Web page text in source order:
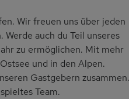
Wir freuen uns über jeden
auch du Teil unseres
zu ermöglichen. Mit mehr
und in den Alpen.
Gastgebern zusammen.
Team.